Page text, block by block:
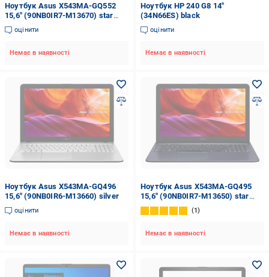
Ноутбук Asus X543MA-GQ552
15,6" (90NB0IR7-M13670) star
grey
оцінити
Немає в наявності
Ноутбук HP 240 G8 14"
(34N66ES) black
оцінити
Немає в наявності
Ноутбук Asus X543MA-GQ496
15,6" (90NB0IR6-M13660) silver
оцінити
Немає в наявності
Ноутбук Asus X543MA-GQ495
15,6" (90NB0IR7-M13650) star
grey
1
Немає в наявності